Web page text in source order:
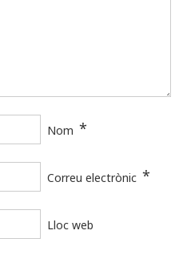
Nom *
Correu electrònic *
Lloc web